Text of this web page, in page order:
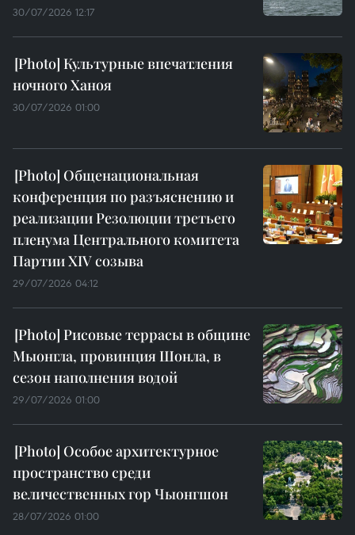
30/07/2026 12:17
Культурные впечатления
ночного Ханоя
30/07/2026 01:00
Общенациональная
конференция по разъяснению и
реализации Резолюции третьего
пленума Центрального комитета
Партии XIV созыва
29/07/2026 04:12
Рисовые террасы в общине
Мыонгла, провинция Шонла, в
сезон наполнения водой
29/07/2026 01:00
Особое архитектурное
пространство среди
величественных гор Чыонгшон
28/07/2026 01:00